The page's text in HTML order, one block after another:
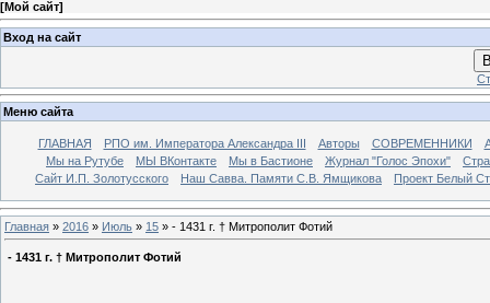
[Мой сайт]
Вход на сайт
Меню сайта
ГЛАВНАЯ РПО им. Императора Александра III Авторы СОВРЕМЕННИКИ
Мы на Рутубе
МЫ ВКонтакте Мы в Бастионе Журнал "Голос Эпохи"
Сайт И.П. Золотусского
Наш Савва. Памяти С.В. Ямщикова Проект Белый
Главная » 2016 » Июль » 15 » - 1431 г. † Митрополит Фотий
- 1431 г. † Митрополит Фотий